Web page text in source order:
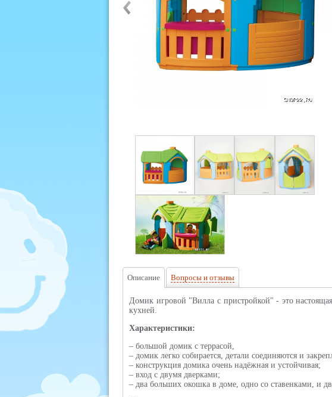
Описание Вопросы и отзывы
Домик игровой "Вилла с пристройкой" - это
кухней.
Характеристики:
– большой домик с террасой,
– домик легко собирается, детали соединяются и
– конструкция домика очень надёжная и устойчивая;
– вход с двумя дверками;
– два больших окошка в доме, одно со ставенками, и